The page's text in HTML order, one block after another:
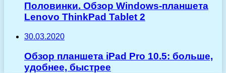
Половинки. Обзор Windows-планшета
Lenovo ThinkPad Tablet 2
30.03.2020
Обзор планшета iPad Pro 10.5: больше,
удобнее, быстрее